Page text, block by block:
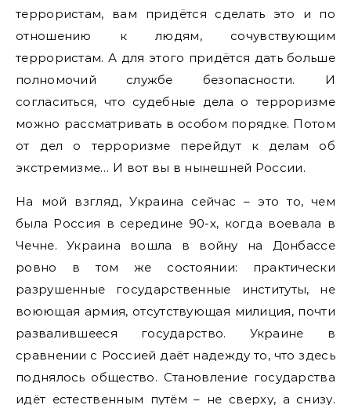
террористам, вам придётся сделать это и по
отношению к людям, сочувствующим
террористам. А для этого придётся дать больше
полномочий службе безопасности. И
согласиться, что судебные дела о терроризме
можно рассматривать в особом порядке. Потом
от дел о терроризме перейдут к делам об
экстремизме… И вот вы в нынешней России.
На мой взгляд, Украина сейчас – это то, чем
была Россия в середине 90-х, когда воевала в
Чечне. Украина вошла в войну на Донбассе
ровно в том же состоянии: практически
разрушенные государственные институты, не
воюющая армия, отсутствующая милиция, почти
развалившееся государство. Украине в
сравнении с Россией даёт надежду то, что здесь
поднялось общество. Становление государства
идёт естественным путём – не сверху, а снизу.